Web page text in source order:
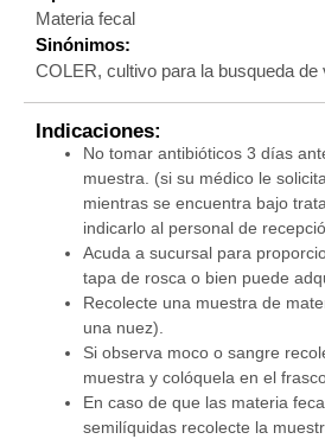
Materia fecal
Sinónimos:
COLER, cultivo para la busqueda de
Indicaciones:
No tomar antibióticos 3 días
muestra. (si su médico le
mientras se encuentra bajo
indicarlo al personal de
Acuda a sucursal para
tapa de rosca o bien puede
Recolecte una muestra de
una nuez).
Si observa moco o sangre
muestra y colóquela en el
En caso de que las materia
semilíquidas recolecte la